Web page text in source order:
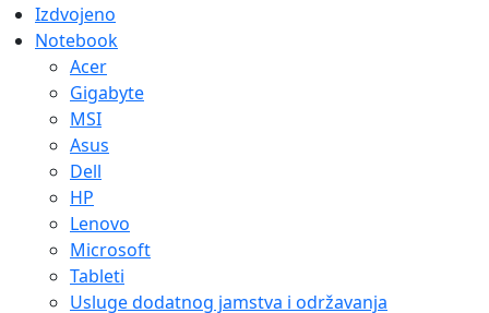
Izdvojeno
Notebook
Acer
Gigabyte
MSI
Asus
Dell
HP
Lenovo
Microsoft
Tableti
Usluge dodatnog jamstva i održavanja